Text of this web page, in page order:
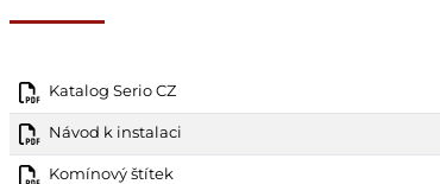
Katalog Serio CZ
Návod k instalaci
Komínový štítek